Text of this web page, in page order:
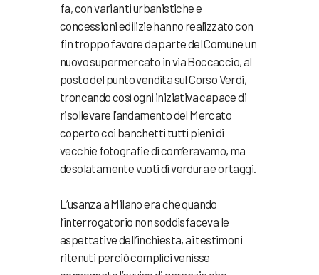
fa, con varianti urbanistiche e
concessioni edilizie hanno realizzato con
fin troppo favore da parte del Comune un
nuovo supermercato in via Boccaccio, al
posto del punto vendita sul Corso Verdi,
troncando così ogni iniziativa capace di
risollevare l’andamento del Mercato
coperto coi banchetti tutti pieni di
vecchie fotografie di com’eravamo, ma
desolatamente vuoti di verdura e ortaggi.
L’usanza a Milano era che quando
l’interrogatorio non soddisfaceva le
aspettative dell’inchiesta, ai testimoni
ritenuti perciò complici venisse